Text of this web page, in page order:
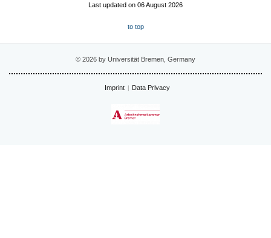
Last updated on 06 August 2026
to top
© 2026 by Universität Bremen, Germany
Imprint Data Privacy